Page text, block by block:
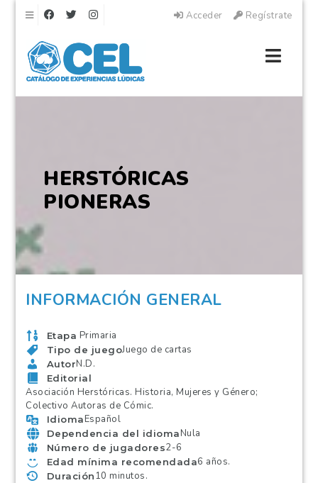
Navegación Acceder Regístrate
HERSTÓRICAS
PIONERAS
INFORMACIÓN GENERAL
Etapa Primaria
Tipo de juegoJuego de cartas
AutorN.D.
Editorial
Asociación Herstóricas. Historia, Mujeres y Género;
Colectivo Autoras de Cómic.
IdiomaEspañol
Dependencia del idiomaNula
Número de jugadores2-6
Edad mínima recomendada6 años.
Duración10 minutos.